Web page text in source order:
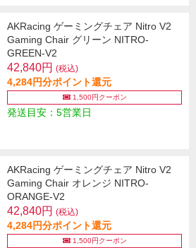
AKRacing ゲーミングチェア Nitro V2
Gaming Chair グリーン NITRO-
GREEN-V2
42,840円 (税込)
4,284円分ポイント還元
1,500円クーポン
発送目安：5営業日
AKRacing ゲーミングチェア Nitro V2
Gaming Chair オレンジ NITRO-
ORANGE-V2
42,840円 (税込)
4,284円分ポイント還元
1,500円クーポン